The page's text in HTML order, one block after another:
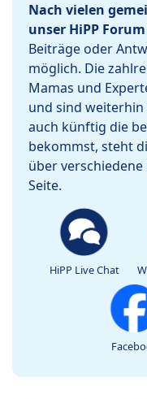
Nach vielen
unser HiPP
Beiträge oder
möglich. Die
Mamas und
und sind
auch künftig die
bekommst, steht
über
Seite.
HiPP Live Chat